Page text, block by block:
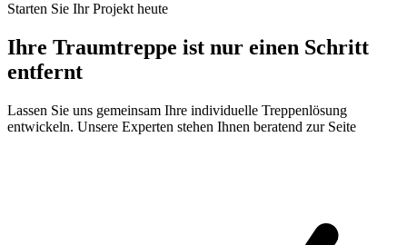
Starten Sie Ihr Projekt heute
Ihre Traumtreppe ist nur einen Schritt
entfernt
Lassen Sie uns gemeinsam Ihre individuelle Treppenlösung
entwickeln. Unsere Experten stehen Ihnen beratend zur Seite